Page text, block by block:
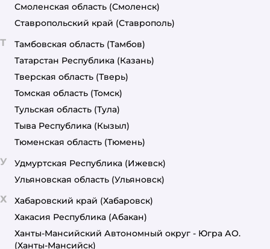
Смоленская область (Смоленск)
Ставропольский край (Ставрополь)
Т Тамбовская область (Тамбов)
Татарстан Республика (Казань)
Тверская область (Тверь)
Томская область (Томск)
Тульская область (Тула)
Тыва Республика (Кызыл)
Тюменская область (Тюмень)
У Удмуртская Республика (Ижевск)
Ульяновская область (Ульяновск)
Х Хабаровский край (Хабаровск)
Хакасия Республика (Абакан)
Ханты-Мансийский Автономный округ - Югра АО.
(Ханты-Мансийск)